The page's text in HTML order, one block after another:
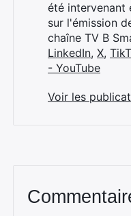
été intervenant
sur l'émission
chaîne TV B
LinkedIn, X,
- YouTube
Voir les